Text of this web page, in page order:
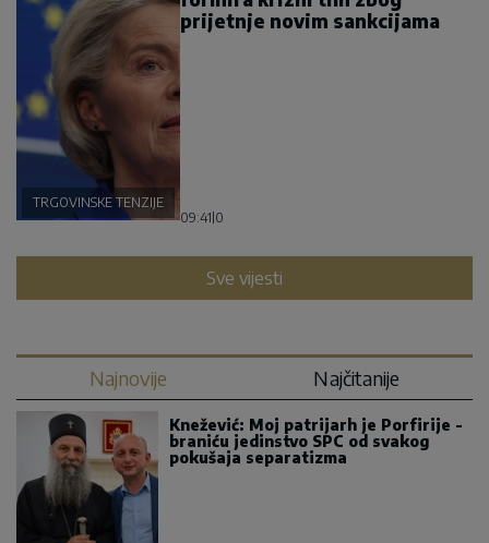
TRGOVINSKE TENZIJE
prijetnje novim sankcijama
09:41 0
Sve vijesti
Najnovije Najčitanije
Knežević: Moj patrijarh je Porfirije -
braniću jedinstvo SPC od svakog
pokušaja separatizma